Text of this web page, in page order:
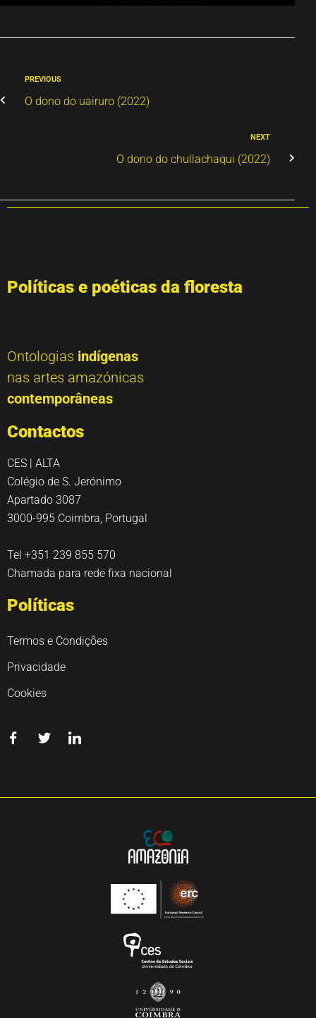
PREVIOUS
O dono do uairuro (2022)
NEXT
O dono do chullachaqui (2022)
Políticas e poéticas da floresta
Ontologias indígenas
nas artes amazónicas
contemporâneas
Contactos
CES | ALTA
Colégio de S. Jerónimo
Apartado 3087
3000-995 Coimbra, Portugal
Tel +351 239 855 570
Chamada para rede fixa nacional
Políticas
Termos e Condições
Privacidade
Cookies